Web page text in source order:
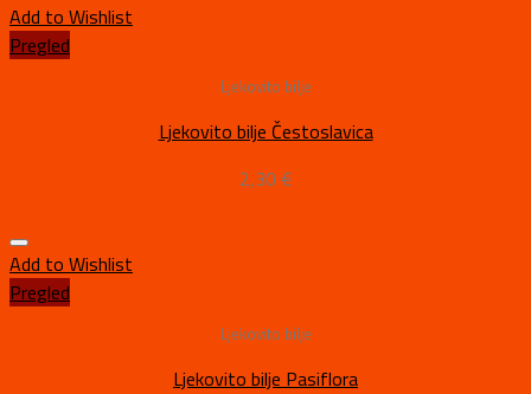
Add to Wishlist
Pregled
Ljekovito bilje
Ljekovito bilje Čestoslavica
2,30 €
Add to Wishlist
Pregled
Ljekovito bilje
Ljekovito bilje Pasiflora